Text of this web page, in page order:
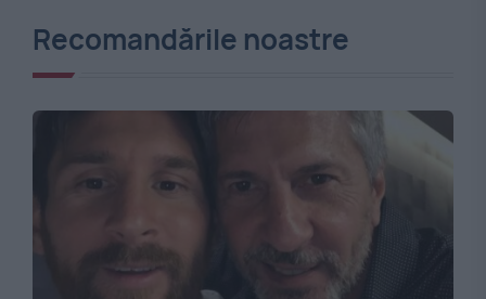
Recomandările noastre